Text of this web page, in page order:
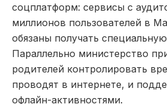
соцплатформ: сервисы с
миллионов пользователей в
обязаны получать
Параллельно министерство
родителей контролировать
проводят в интернете, и
офлайн-активностями.